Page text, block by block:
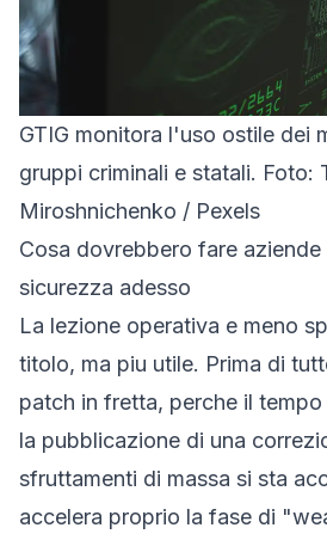
GTIG monitora l'uso ostile dei
gruppi criminali e statali. Foto:
Miroshnichenko / Pexels
Cosa dovrebbero fare aziende
sicurezza adesso
La lezione operativa e meno
titolo, ma piu utile. Prima di
patch in fretta, perche il
la pubblicazione di una
sfruttamenti di massa si sta
accelera proprio la fase di